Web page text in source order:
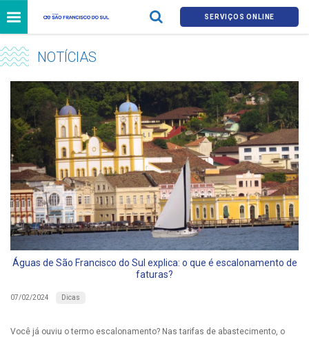
SERVIÇOS ONLINE
NOTÍCIAS
Águas de São Francisco do Sul explica: o que é escalonamento de
faturas?
07/02/2024 Dicas
Você já ouviu o termo escalonamento? Nas tarifas de abastecimento, o